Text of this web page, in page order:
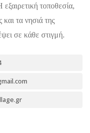
τοποθεσία,
τα νησιά της
σε κάθε στιγμή.